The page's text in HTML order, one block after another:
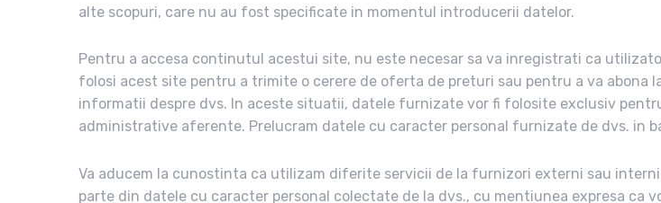
alte scopuri, care nu au fost specificate in momentul introducerii datelor.
Pentru a accesa continutul acestui site, nu este necesar sa va inregistrati ca
folosi acest site pentru a trimite o cerere de oferta de preturi sau pentru a va
informatii despre dvs. In aceste situatii, datele furnizate vor fi folosite exclusiv
administrative aferente. Prelucram datele cu caracter personal furnizate de dvs. in
Va aducem la cunostinta ca utilizam diferite servicii de la furnizori externi sau
parte din datele cu caracter personal colectate de la dvs., cu mentiunea expresa ca